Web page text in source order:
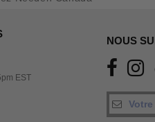
EST
NOUS